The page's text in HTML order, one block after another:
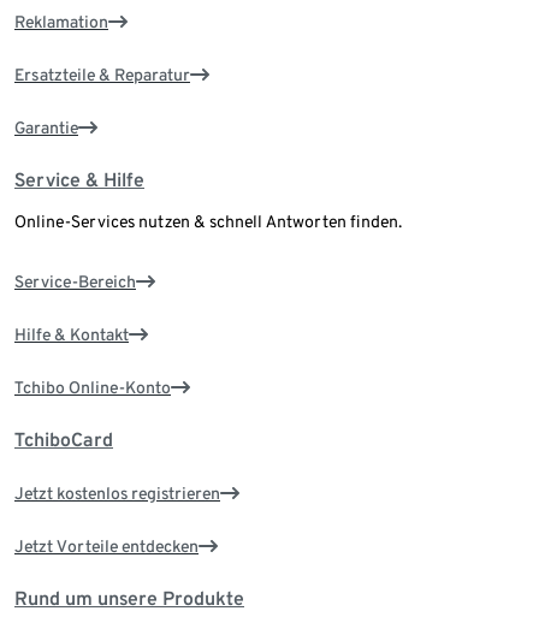
Reklamation
Ersatzteile & Reparatur
Garantie
Service & Hilfe
Online-Services nutzen & schnell Antworten finden.
Service-Bereich
Hilfe & Kontakt
Tchibo Online-Konto
TchiboCard
Jetzt kostenlos registrieren
Jetzt Vorteile entdecken
Rund um unsere Produkte